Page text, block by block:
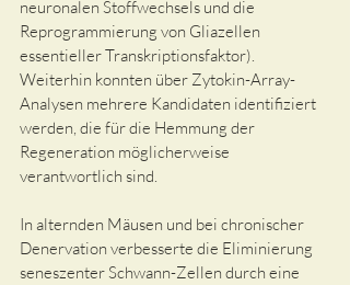
neuronalen Stoffwechsels und die
Reprogrammierung von Gliazellen
essentieller Transkriptionsfaktor).
Weiterhin konnten über Zytokin-Array-
Analysen mehrere Kandidaten identifiziert
werden, die für die Hemmung der
Regeneration möglicherweise
verantwortlich sind.
In alternden Mäusen und bei chronischer
Denervation verbesserte die Eliminierung
seneszenter Schwann-Zellen durch eine